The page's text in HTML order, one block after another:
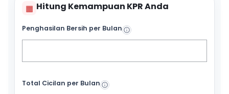
▦ Hitung Kemampuan KPR Anda
Penghasilan Bersih per Bulan
Total Cicilan per Bulan